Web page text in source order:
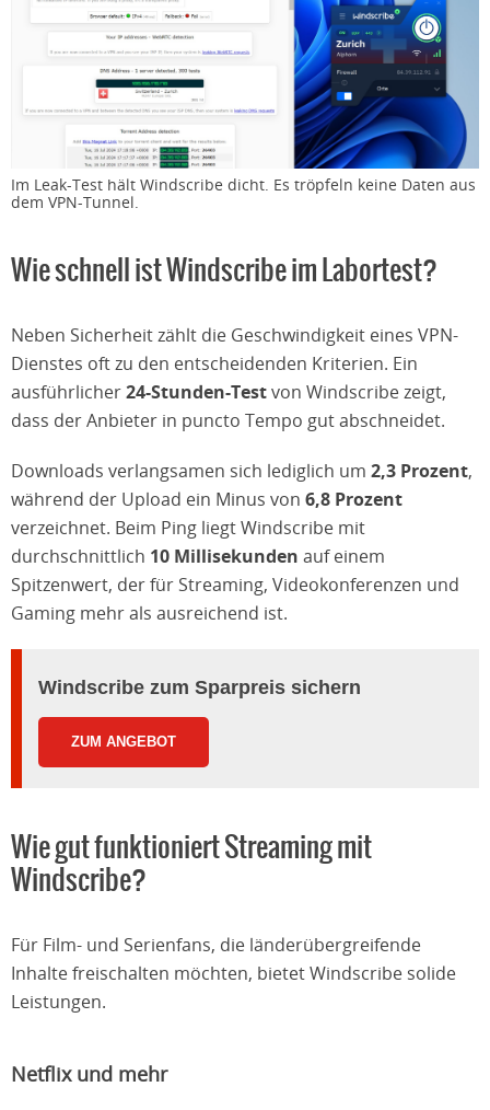
Im Leak-Test hält Windscribe dicht. Es tröpfeln keine Daten aus
dem VPN-Tunnel.
Wie schnell ist Windscribe im Labortest?
Neben Sicherheit zählt die Geschwindigkeit eines VPN-
Dienstes oft zu den entscheidenden Kriterien. Ein
ausführlicher24-Stunden-Testvon Windscribe zeigt,
dass der Anbieter in puncto Tempo gut abschneidet.
Downloads verlangsamen sich lediglich um 2,3 Prozent,
während der Upload ein Minus von 6,8 Prozent
verzeichnet. Beim Ping liegt Windscribe mit
durchschnittlich 10 Millisekunden auf einem
Spitzenwert, der für Streaming, Videokonferenzen und
Gaming mehr als ausreichend ist.
Windscribe zum Sparpreis sichern
ZUM ANGEBOT
Wie gut funktioniert Streaming mit
Windscribe?
Für Film- und Serienfans, die länderübergreifende
Inhalte freischalten möchten, bietet Windscribe solide
Leistungen.
Netflix und mehr